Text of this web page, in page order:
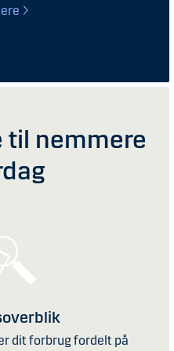
til nemmere
dit forbrug fordelt på